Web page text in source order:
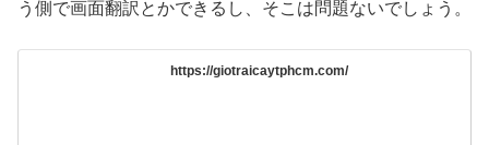
う側で画面翻訳とかできるし、そこは問題ないでしょう。
https://giotraicaytphcm.com/